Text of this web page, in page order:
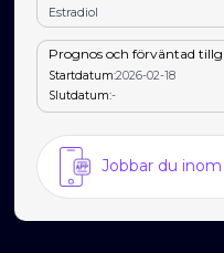
Estradiol
Prognos och förväntad
Startdatum:2026-02-18
Slutdatum:-
Jobbar du